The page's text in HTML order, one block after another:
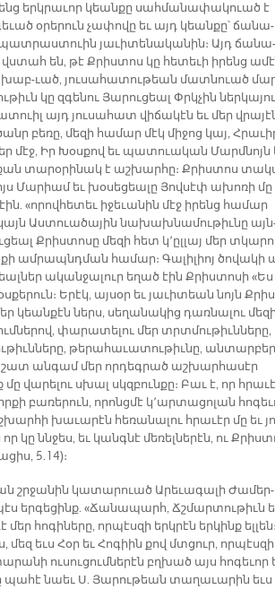
երկ­րա­ւոր կեան­քը սահ­մա­նա­փա­կուած է
օ­րե­րուն չա­փո­վը եւ այդ կեան­քը՝ ճա­նա­
պատ­րաս­տուին յա­ւի­տե­նա­կա­նին։ Այդ
են, թէ Քրիս­տոս կը հե­տե­ւի ի­րենց
ւած, յու­սա­հա­տու­թեան մատ­նուած
կը զգե­նու Յա­րու­ցեալ Փրկչին
այդ յու­սա­հատ վի­ճա­կէն եւ մեր
բե­ռը, մե­զի հա­մար մէկ մի­ջոց կայ,
մէջ, Իր Խօս­քով եւ պատուա­կան Մարմ­նոյն
տա­րօ­րի­նակ է աշ­խար­հը։ Քրիս­տոս
Մա­րիամ եւ խօ­սե­ցեա­լը Յով­սէփ ա­խո­ռի մը
«ո­րով­հե­տեւ ի­ջե­ւա­նին մէջ ի­րենց հա­մար
Աս­տուա­ծա­յին նա­խախ­նա­մու­թիւ­նը
Քրիս­տո­սը մե­զի հետ կ­՚ըլ­լայ մեր
ամ­րապնդ­ման հա­մար։ Գա­լի­լիոյ ծո­վա­կի
ա­կան­ջա­լուր ե­ղած էին Քրիս­տո­սի «Ես
Ե­րէկ, այ­սօր եւ յա­ւի­տեան նոյն
կեան­քէն ներս, սե­ղա­նա­կից դառ­նա­լու
փա­րա­տե­լու մեր տրտմու­թիւն­նե­րը,
թե­րա­հա­ւա­տու­թիւ­նը,
շատ ան­գամ մեր որ­դեգ­րած աշ­խար­հա­սէր
վա­րե­լու սխալ սկզբուն­քը։ Բաւ է, որ
բա­ռե­րուն, ո­րոնց­մէ կ­՚ար­տա­ցո­լան
խա­ւա­րէն հե­ռա­նա­լու հրա­ւէր մը եւ
կը ննջես, եւ կանգ­նէ մե­ռել­նե­րէն, ու
5.14)։
շրջա­նին կա­տա­րուած Ա­րե­ւա­գա­լի Ժա­մեր­
եր­գե­ցինք. «­Ճա­նա­պարհ, Ճշմար­տու­թիւն
հո­գի­նե­րը, որ­պէս­զի երկ­րէն եր­կինք ել­լեն։
մեզ եւս Հօր եւ Հո­գիին քով մտցուր, որ­պէս­զի
ու­սու­ցում­նե­րէն բղխած այս հո­գե­ւոր
պա­հէ նաեւ Ս. Յա­րու­թեան տա­ղա­ւա­րին եւս